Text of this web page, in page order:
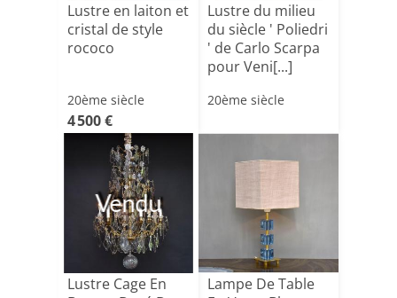
Lustre en laiton et
cristal de style
rococo
20ème siècle
4 500 €
Lustre du milieu
du siècle ' Poliedri
' de Carlo Scarpa
pour Veni[...]
20ème siècle
Vendu
Lustre Cage En
Lampe De Table